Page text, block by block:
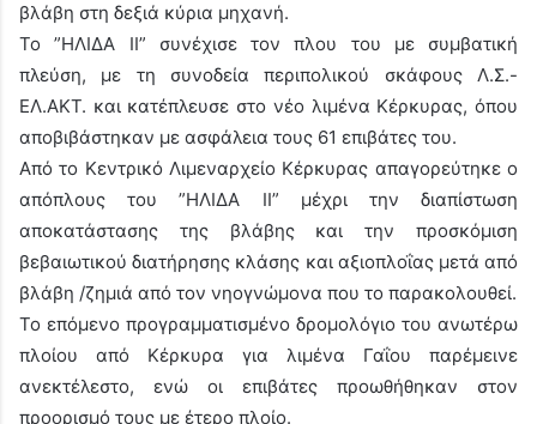
βλάβη στη δεξιά κύρια μηχανή.
Το ”ΗΛΙΔΑ ΙΙ” συνέχισε τον πλου του με συμβατική
πλεύση, με τη συνοδεία περιπολικού σκάφους Λ.Σ.-
ΕΛ.ΑΚΤ. και κατέπλευσε στο νέο λιμένα Κέρκυρας, όπου
αποβιβάστηκαν με ασφάλεια τους 61 επιβάτες του.
Από το Κεντρικό Λιμεναρχείο Κέρκυρας απαγορεύτηκε ο
απόπλους του ”ΗΛΙΔΑ ΙΙ” μέχρι την διαπίστωση
αποκατάστασης της βλάβης και την προσκόμιση
βεβαιωτικού διατήρησης κλάσης και αξιοπλοΐας μετά από
βλάβη /ζημιά από τον νηογνώμονα που το παρακολουθεί.
Το επόμενο προγραμματισμένο δρομολόγιο του ανωτέρω
πλοίου από Κέρκυρα για λιμένα Γαΐου παρέμεινε
ανεκτέλεστο, ενώ οι επιβάτες προωθήθηκαν στον
προορισμό τους με έτερο πλοίο.